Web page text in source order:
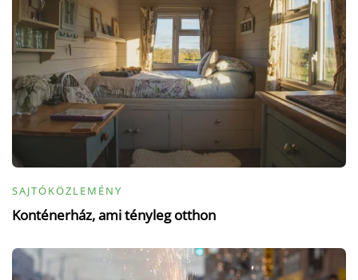
SAJTÓKÖZLEMÉNY
Konténerház, ami tényleg otthon